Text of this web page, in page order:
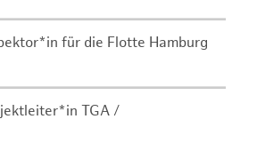
für die Flotte Hamburg
TGA /